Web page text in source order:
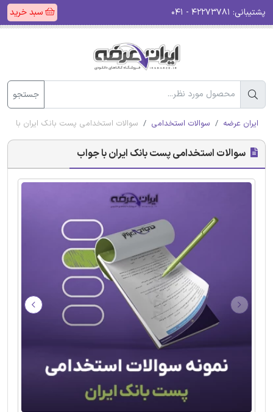
پشتیبانی: سبد خرید
جستجو
ایران عرضه سوالات استخدامی سوالات استخدامی پست بانک ایران با
سوالات استخدامی پست بانک ایران با جواب